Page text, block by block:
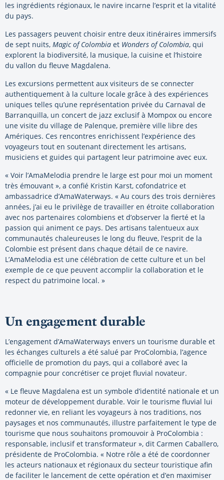
les ingrédients régionaux, le navire incarne l’esprit et la vitalité
du pays.
Les passagers peuvent choisir entre deux itinéraires immersifs
de sept nuits, Magic of Colombia et Wonders of Colombia, qui
explorent la biodiversité, la musique, la cuisine et l’histoire
du vallon du fleuve Magdalena.
Les excursions permettent aux visiteurs de se connecter
authentiquement à la culture locale grâce à des expériences
uniques telles qu’une représentation privée du Carnaval de
Barranquilla, un concert de jazz exclusif à Mompox ou encore
une visite du village de Palenque, première ville libre des
Amériques. Ces rencontres enrichissent l’expérience des
voyageurs tout en soutenant directement les artisans,
musiciens et guides qui partagent leur patrimoine avec eux.
« Voir l’AmaMelodia prendre le large est pour moi un moment
très émouvant », a confié Kristin Karst, cofondatrice et
ambassadrice d’AmaWaterways. « Au cours des trois dernières
années, j’ai eu le privilège de travailler en étroite collaboration
avec nos partenaires colombiens et d’observer la fierté et la
passion qui animent ce pays. Des artisans talentueux aux
communautés chaleureuses le long du fleuve, l’esprit de la
Colombie est présent dans chaque détail de ce navire.
L’AmaMelodia est une célébration de cette culture et un bel
exemple de ce que peuvent accomplir la collaboration et le
respect du patrimoine local. »
Un engagement durable
L’engagement d’AmaWaterways envers un tourisme durable et
les échanges culturels a été salué par ProColombia, l’agence
officielle de promotion du pays, qui a collaboré avec la
compagnie pour concrétiser ce projet fluvial novateur.
« Le fleuve Magdalena est un symbole d’identité nationale et un
moteur de développement durable. Voir le tourisme fluvial lui
redonner vie, en reliant les voyageurs à nos traditions, nos
paysages et nos communautés, illustre parfaitement le type de
tourisme que nous souhaitons promouvoir à ProColombia :
responsable, inclusif et transformateur », dit Carmen Caballero,
présidente de ProColombia. « Notre rôle a été de coordonner
les acteurs nationaux et régionaux du secteur touristique afin
de faciliter le lancement de cette opération et d’en maximiser